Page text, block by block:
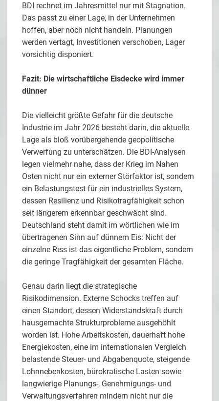
BDI rechnet im Jahresmittel nur mit Stagnation.
Das passt zu einer Lage, in der Unternehmen
hoffen, aber noch nicht handeln. Planungen
werden vertagt, Investitionen verschoben, Lager
vorsichtig disponiert.
Fazit: Die wirtschaftliche Eisdecke wird immer
dünner
Die vielleicht größte Gefahr für die deutsche
Industrie im Jahr 2026 besteht darin, die aktuelle
Lage als bloß vorübergehende geopolitische
Verwerfung zu unterschätzen. Die BDI-Analysen
legen vielmehr nahe, dass der Krieg im Nahen
Osten nicht nur ein externer Störfaktor ist, sondern
ein Belastungstest für ein industrielles System,
dessen Resilienz und Risikotragfähigkeit schon
seit längerem erkennbar geschwächt sind.
Deutschland steht damit im wörtlichen wie im
übertragenen Sinn auf dünnem Eis: Nicht der
einzelne Riss ist das eigentliche Problem, sondern
die geringe Tragfähigkeit der gesamten Fläche.
Genau darin liegt die strategische
Risikodimension. Externe Schocks treffen auf
einen Standort, dessen Widerstandskraft durch
hausgemachte Strukturprobleme ausgehöhlt
worden ist. Hohe Arbeitskosten, dauerhaft hohe
Energiekosten, eine im internationalen Vergleich
belastende Steuer- und Abgabenquote, steigende
Lohnnebenkosten, bürokratische Lasten sowie
langwierige Planungs-, Genehmigungs- und
Verwaltungsverfahren mindern nicht nur die